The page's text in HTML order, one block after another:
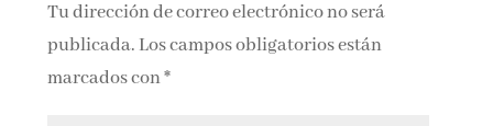
Tu dirección de correo electrónico no será
publicada. Los campos obligatorios están
marcados con*